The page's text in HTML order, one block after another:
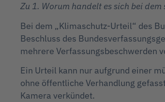
Zu 1. Worum handelt es sich bei
Bei dem „Klimaschutz-Urteil“ des
Beschluss des
mehrere Verfassungsbeschwerden
Ein Urteil kann nur aufgrund einer
ohne öffentliche Verhandlung
Kamera verkündet.